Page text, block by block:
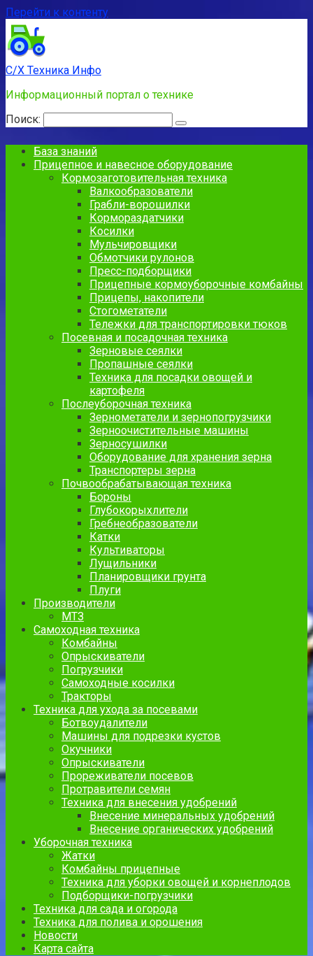
Перейти к контенту
С/Х Техника Инфо
Информационный портал о технике
Поиск:
База знаний
Прицепное и навесное оборудование
Кормозаготовительная техника
Валкообразователи
Грабли-ворошилки
Кормораздатчики
Косилки
Мульчировщики
Обмотчики рулонов
Пресс-подборщики
Прицепные кормоуборочные комбайны
Прицепы, накопители
Стогометатели
Тележки для транспортировки тюков
Посевная и посадочная техника
Зерновые сеялки
Пропашные сеялки
Техника для посадки овощей и
картофеля
Послеуборочная техника
Зернометатели и зернопогрузчики
Зерноочистительные машины
Зерносушилки
Оборудование для хранения зерна
Транспортеры зерна
Почвообрабатывающая техника
Бороны
Глубокорыхлители
Гребнеобразователи
Катки
Культиваторы
Лущильники
Планировщики грунта
Плуги
Производители
МТЗ
Самоходная техника
Комбайны
Опрыскиватели
Погрузчики
Самоходные косилки
Тракторы
Техника для ухода за посевами
Ботвоудалители
Машины для подрезки кустов
Окучники
Опрыскиватели
Прореживатели посевов
Протравители семян
Техника для внесения удобрений
Внесение минеральных удобрений
Внесение органических удобрений
Уборочная техника
Жатки
Комбайны прицепные
Техника для уборки овощей и корнеплодов
Подборщики-погрузчики
Техника для сада и огорода
Техника для полива и орошения
Новости
Карта сайта